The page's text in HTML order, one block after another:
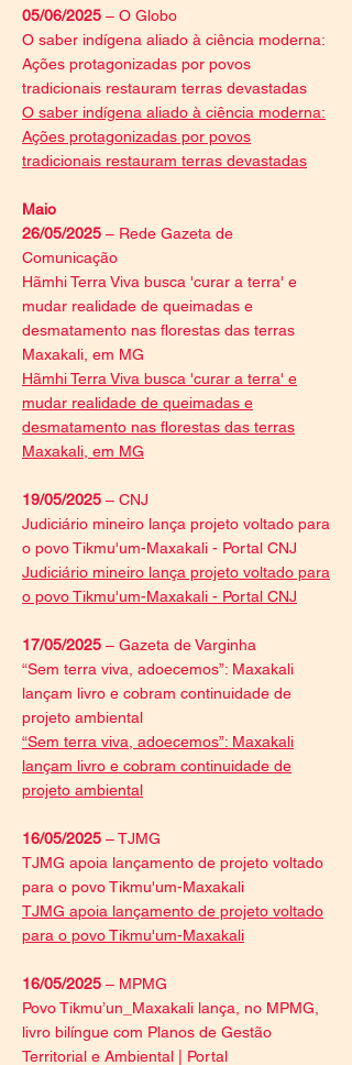
05/06/2025 – O Globo
O saber indígena aliado à ciência moderna:
Ações protagonizadas por povos
tradicionais restauram terras devastadas
O saber indígena aliado à ciência moderna:
Ações protagonizadas por povos
tradicionais restauram terras devastadas
Maio
26/05/2025 – Rede Gazeta de
Comunicação
Hãmhi Terra Viva busca 'curar a terra' e
mudar realidade de queimadas e
desmatamento nas florestas das terras
Maxakali, em MG
Hãmhi Terra Viva busca 'curar a terra' e
mudar realidade de queimadas e
desmatamento nas florestas das terras
Maxakali, em MG
19/05/2025 – CNJ
Judiciário mineiro lança projeto voltado para
o povo Tikmu'um-Maxakali - Portal CNJ
Judiciário mineiro lança projeto voltado para
o povo Tikmu'um-Maxakali - Portal CNJ
17/05/2025 – Gazeta de Varginha
“Sem terra viva, adoecemos”: Maxakali
lançam livro e cobram continuidade de
projeto ambiental
“Sem terra viva, adoecemos”: Maxakali
lançam livro e cobram continuidade de
projeto ambiental
16/05/2025 – TJMG
TJMG apoia lançamento de projeto voltado
para o povo Tikmu'um-Maxakali
TJMG apoia lançamento de projeto voltado
para o povo Tikmu'um-Maxakali
16/05/2025 – MPMG
Povo Tikmu’un_Maxakali lança, no MPMG,
livro bilíngue com Planos de Gestão
Territorial e Ambiental | Portal